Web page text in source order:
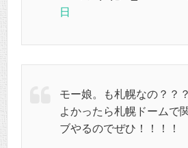
日
モー娘。も札幌なの？？
よかったら札幌ドームで
ブやるのでぜひ！！！！